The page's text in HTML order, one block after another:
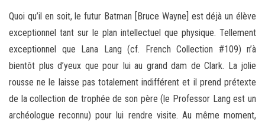
Quoi qu’il en soit, le futur Batman [Bruce Wayne] est déjà un élève
exceptionnel tant sur le plan intellectuel que physique. Tellement
exceptionnel que Lana Lang (cf. French Collection #109) n’à
bientôt plus d’yeux que pour lui au grand dam de Clark. La jolie
rousse ne le laisse pas totalement indifférent et il prend prétexte
de la collection de trophée de son père (le Professor Lang est un
archéologue reconnu) pour lui rendre visite. Au même moment,